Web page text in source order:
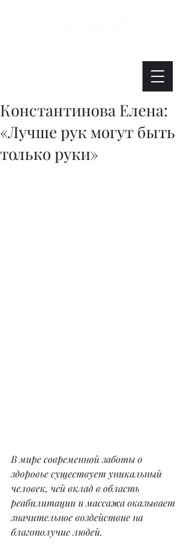
Константинова Елена:
«Лучше рук могут быть
только руки»
В мире современной заботы о
здоровье существует уникальный
человек, чей вклад в область
реабилитации и массажа оказывает
значительное воздействие на
благополучие людей.